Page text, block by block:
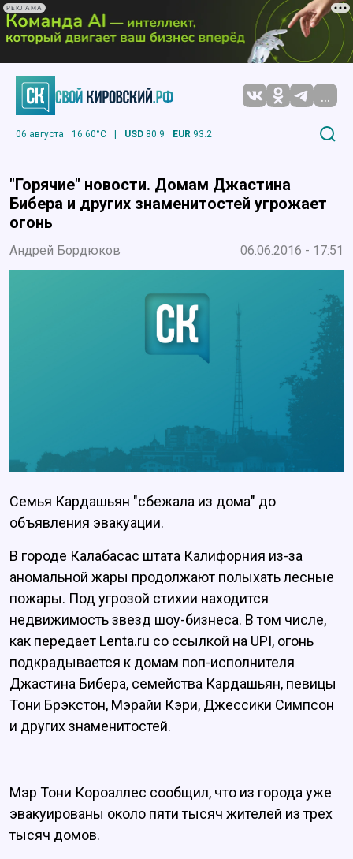
РЕКЛАМА
...
06 августа 16.60°C | USD 80.9 EUR 93.2
"Горячие" новости. Домам Джастина
Бибера и других знаменитостей угрожает
огонь
Андрей Бордюков 06.06.2016 - 17:51
Семья Кардашьян "сбежала из дома" до
объявления эвакуации.
В городе Калабасас штата Калифорния из-за
аномальной жары продолжают полыхать лесные
пожары. Под угрозой стихии находится
недвижимость звезд шоу-бизнеса. В том числе,
как передает Lenta.ru со ссылкой на UPI, огонь
подкрадывается к домам поп-исполнителя
Джастина Бибера, семейства Кардашьян, певицы
Тони Брэкстон, Мэрайи Кэри, Джессики Симпсон
и других знаменитостей.
Мэр Тони Короаллес сообщил, что из города уже
эвакуированы около пяти тысяч жителей из трех
тысяч домов.